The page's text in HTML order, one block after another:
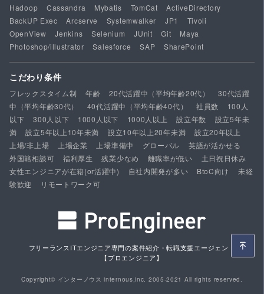
Hadoop
Cassandra Mybatis TomCat
ActiveDirectory
BackUP Exec
Arcserve Systemwalker JP1
Tivoli
OpenView
Jenkins Selenium JUnit Git
Maya
Photoshop/illustrator
Salesforce SAP SharePoint
こだわり条件
フレックスタイム制 年齢 20代活躍中（平均年齢20代）
30代活躍
中（平均年齢30代）
40代活躍中（平均年齢40代） 社員数
100人
以下
300人以下 1000人以下 1000人以上 設立年数
設立5年未
満
設立5年以上10年未満 設立10年以上20年未満
設立20年以上
上場/非上場
上場企業 上場準備中 グローバル
英語が活かせる
外国籍相談可
福利厚生 残業少なめ 離職率が低い
土日祝日休み
女性エンジニアが在籍(or活躍中)
自社内開発が多い BtoC向け
未経
験歓迎
リモートワーク可
フリーランスITエンジニア専門の案件紹介・転職支援エージェント
【プロエンジニア】
Copyright© インターノウス internous,inc. 2005-2021 All rights reserved.